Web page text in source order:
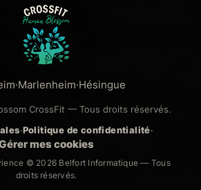
·Marlenheim·Hésingue
CrossFit — Tous droits réservés.
·Politique de confidentialité·
mes cookies
© 2026 Belfort Informatique — Tous
droits réservés.